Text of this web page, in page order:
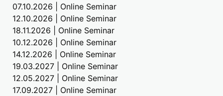
07.10.2026 | Online Seminar
12.10.2026 | Online Seminar
18.11.2026 | Online Seminar
10.12.2026 | Online Seminar
14.12.2026 | Online Seminar
19.03.2027 | Online Seminar
12.05.2027 | Online Seminar
17.09.2027 | Online Seminar